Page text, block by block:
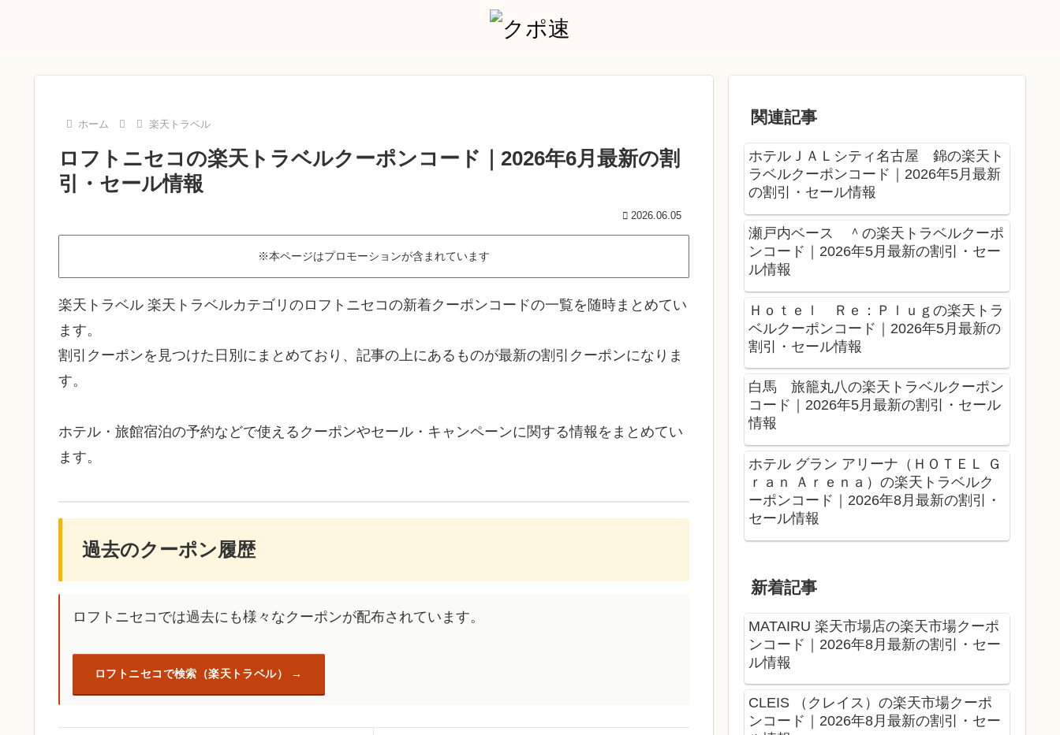
ホーム 楽天トラベル
ロフトニセコの楽天トラベルクーポンコード｜2026年6月最新の割
引・セール情報
2026.06.05
※本ページはプロモーションが含まれています
楽天トラベル 楽天トラベルカテゴリのロフトニセコの新着クーポンコードの一覧を随時まとめてい
ます。
割引クーポンを見つけた日別にまとめており、記事の上にあるものが最新の割引クーポンになりま
す。
ホテル・旅館宿泊の予約などで使えるクーポンやセール・キャンペーンに関する情報をまとめてい
ます。
過去のクーポン履歴
ロフトニセコでは過去にも様々なクーポンが配布されています。
ロフトニセコで検索（楽天トラベル）
関連記事
ホテルＪＡＬシティ名古屋 錦の楽天ト
ラベルクーポンコード｜2026年5月最新
の割引・セール情報
瀬戸内ベース ＾の楽天トラベルクーポ
ンコード｜2026年5月最新の割引・セー
ル情報
Ｈｏｔｅｌ Ｒｅ：Ｐｌｕｇの楽天トラ
ベルクーポンコード｜2026年5月最新の
割引・セール情報
白馬 旅籠丸八の楽天トラベルクーポン
コード｜2026年5月最新の割引・セール
情報
ホテル グラン アリーナ（ＨＯＴＥＬ Ｇ
ｒａｎ Ａｒｅｎａ）の楽天トラベルク
ーポンコード｜2026年8月最新の割引・
セール情報
新着記事
MATAIRU 楽天市場店の楽天市場クーポ
ンコード｜2026年8月最新の割引・セー
ル情報
CLEIS （クレイス）の楽天市場クーポ
ンコード｜2026年8月最新の割引・セー